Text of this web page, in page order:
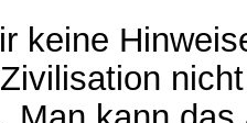
keine